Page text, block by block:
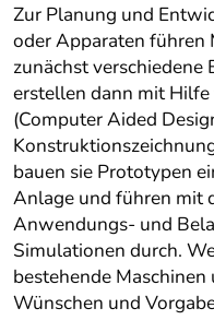
Zur Planung und
oder Apparaten führen
zunächst verschiedene
erstellen dann mit
(Computer Aided
bauen sie Prototypen
Anlage und führen mit
Anwendungs- und
Simulationen durch.
bestehende
Wünschen und